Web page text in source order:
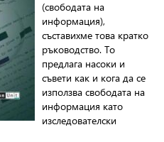
(свободата на
информация),
съставихме това кратко
ръководство. То
предлага насоки и
съвети как и кога да се
използва свободата на
информация като
изследователски